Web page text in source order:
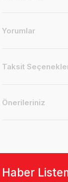
Yorumlar
Taksit
Önerileriniz
Haber